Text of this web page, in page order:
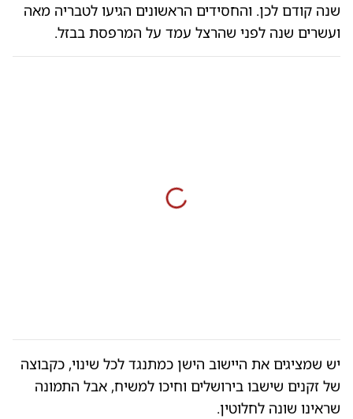
שנה קודם לכן. והחסידים הראשונים הגיעו לטבריה מאה
ועשרים שנה לפני שהרצל עמד על המרפסת בבזל.
יש שמציגים את היישוב הישן כמתנגד לכל שינוי, כקבוצה
של זקנים שישבו בירושלים וחיכו למשיח, אבל התמונה
שראינו שונה לחלוטין.